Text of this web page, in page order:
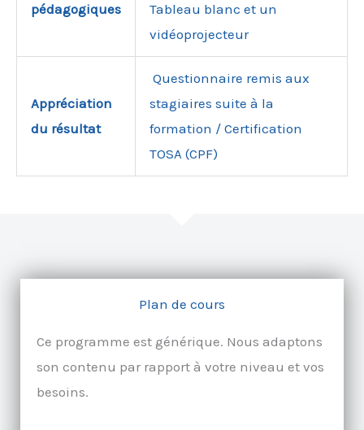
pédagogiques
Tableau blanc et un
vidéoprojecteur
Appréciation
du résultat
Questionnaire remis aux
stagiaires suite à la
formation / Certification
TOSA (CPF)
Plan de cours
Ce programme est générique. Nous adaptons
son contenu par rapport à votre niveau et vos
besoins.